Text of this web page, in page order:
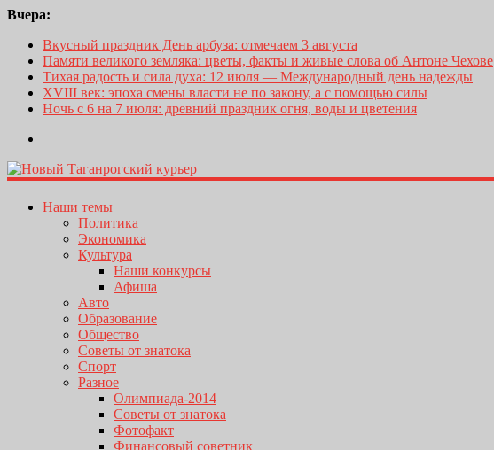
Вчера:
Вкусный праздник День арбуза: отмечаем 3 августа
Памяти великого земляка: цветы, факты и живые слова об Антоне Чехове
Тихая радость и сила духа: 12 июля — Международный день надежды
XVIII век: эпоха смены власти не по закону, а с помощью силы
Ночь с 6 на 7 июля: древний праздник огня, воды и цветения
Наши темы
Политика
Экономика
Культура
Наши конкурсы
Афиша
Авто
Образование
Общество
Советы от знатока
Спорт
Разное
Олимпиада-2014
Советы от знатока
Фотофакт
Финансовый советник